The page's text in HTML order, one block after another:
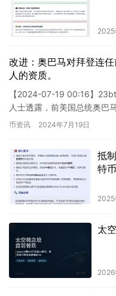
2025
改进：奥巴马对拜登连
人的资质。
【2024-07-19 00:16】
人士透露，前美国总统奥巴
景已大幅缩水，他认为拜登
币资讯 2024年7月19日
抵
特
2025
太
2026